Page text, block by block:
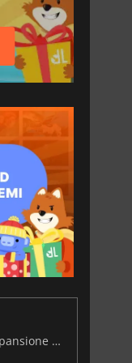
Fallout 76 annuncia la sua più grande espansione fino ad oggi